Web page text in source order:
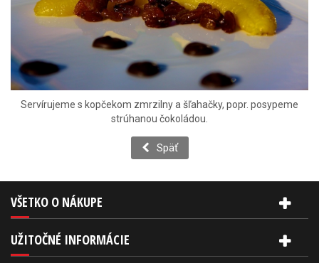
Servírujeme s kopčekom zmrzilny a šľahačky, popr. posypeme
strúhanou čokoládou.
Späť
VŠETKO O NÁKUPE
UŽITOČNÉ INFORMÁCIE